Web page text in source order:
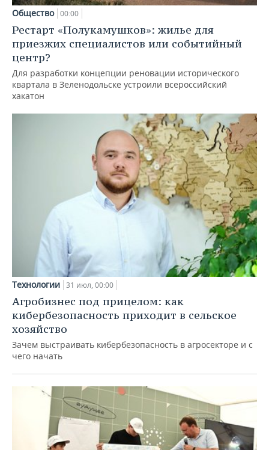
Общество 00:00
Рестарт «Полукамушков»: жилье для
приезжих специалистов или событийный
центр?
Для разработки концепции реновации исторического
квартала в Зеленодольске устроили всероссийский
хакатон
Технологии 31 июл, 00:00
Агробизнес под прицелом: как
кибербезопасность приходит в сельское
хозяйство
Зачем выстраивать кибербезопасность в агросекторе и с
чего начать